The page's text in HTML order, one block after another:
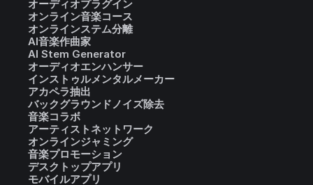
オーディオプラグイン
オンライン音楽コース
オンラインステム分離
AI音楽作曲家
AI Stem Generator
オーディオエンハンサー
インストゥルメンタルメーカー
アカペラ抽出
バックグラウンドノイズ除去
音楽コラボ
アーティストネットワーク
オンラインジャミング
音楽プロモーション
デスクトップアプリ
モバイルアプリ